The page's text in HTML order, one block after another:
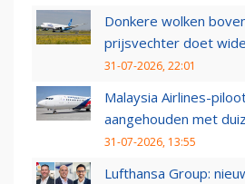
Donkere wolken
prijsvechter doet
31-07-2026, 22:01
Malaysia Airlines-
aangehouden met
31-07-2026, 13:55
Lufthansa Group: